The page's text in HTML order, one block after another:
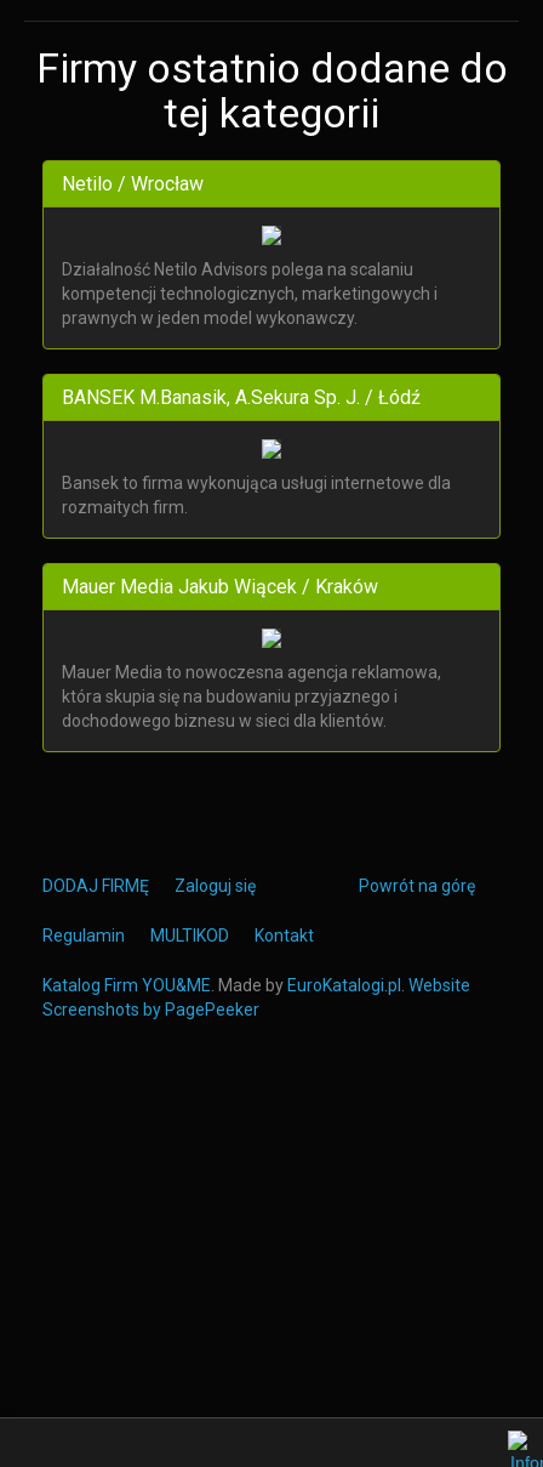
Firmy ostatnio dodane do
tej kategorii
Netilo / Wrocław
Działalność Netilo Advisors polega na scalaniu
kompetencji technologicznych, marketingowych i
prawnych w jeden model wykonawczy.
BANSEK M.Banasik, A.Sekura Sp. J. / Łódź
Bansek to firma wykonująca usługi internetowe dla
rozmaitych firm.
Mauer Media Jakub Wiącek / Kraków
Mauer Media to nowoczesna agencja reklamowa,
która skupia się na budowaniu przyjaznego i
dochodowego biznesu w sieci dla klientów.
Powrót na górę
DODAJ FIRMĘ Zaloguj się
Regulamin MULTIKOD Kontakt
Katalog Firm YOU&ME . Made by EuroKatalogi.pl
Website
Screenshots by PagePeeker